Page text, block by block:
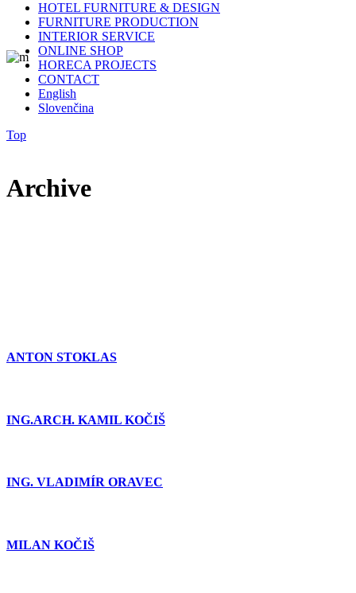
HOTEL FURNITURE & DESIGN
FURNITURE PRODUCTION
INTERIOR SERVICE
ONLINE SHOP
HORECA PROJECTS
CONTACT
English
Slovenčina
Top
Archive
ANTON STOKLAS
ING.ARCH. KAMIL KOČIŠ
ING. VLADIMÍR ORAVEC
MILAN KOČIŠ